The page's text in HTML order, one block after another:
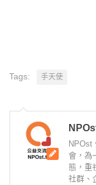
Tags: 手天使
NPOst
會，為
態，重
社群、